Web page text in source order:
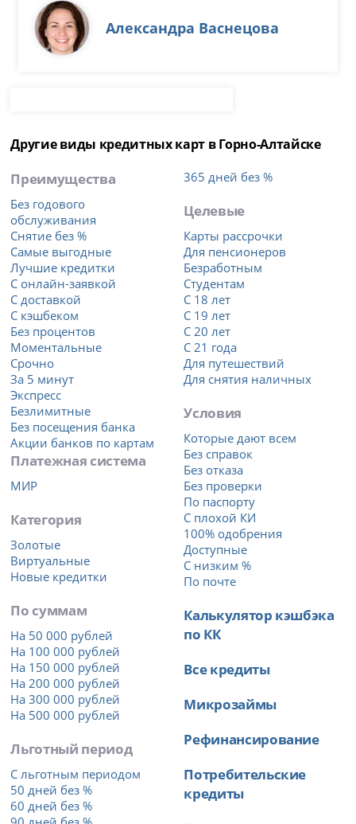
Александра Васнецова
Другие виды кредитных карт в Горно-Алтайске
Преимущества
Без годового
обслуживания
Снятие без %
Самые выгодные
Лучшие кредитки
С онлайн-заявкой
С доставкой
С кэшбеком
Без процентов
Моментальные
Срочно
За 5 минут
Экспресс
Безлимитные
Без посещения банка
Акции банков по картам
Платежная система
МИР
Категория
Золотые
Виртуальные
Новые кредитки
По суммам
На 50 000 рублей
На 100 000 рублей
На 150 000 рублей
На 200 000 рублей
На 300 000 рублей
На 500 000 рублей
Льготный период
С льготным периодом
50 дней без %
60 дней без %
365 дней без %
Целевые
Карты рассрочки
Для пенсионеров
Безработным
Студентам
С 18 лет
С 19 лет
С 20 лет
С 21 года
Для путешествий
Для снятия наличных
Условия
Которые дают всем
Без справок
Без отказа
Без проверки
По паспорту
С плохой КИ
100% одобрения
Доступные
С низким %
По почте
Калькулятор кэшбэка
по КК
Все кредиты
Микрозаймы
Рефинансирование
Потребительские
кредиты